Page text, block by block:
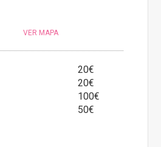
VER MAPA
20€
20€
100€
50€